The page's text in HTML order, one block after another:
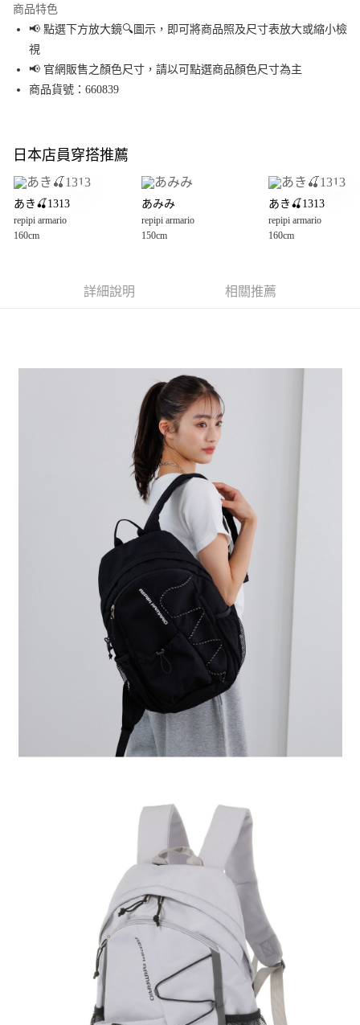
Apple Pay
街口支付
悠遊付
全盈+PAY
大哥付你分期
【大哥付你分期使用說明】
1.本服務由台灣大哥大提供，台灣大哥大用戶可立即使用無須另外申請。
2.付款方式選擇「大哥付你分期」，訂單成立後會自動跳轉到大哥付的交易
3.實際核准額度、可分期數及費用金額請依後續交易確認頁面所載為準。
4.訂單成立30分鐘內，如未前往確認交易或遇審核未通過，訂單將自動取
醒簡訊。
2.透過簡訊連結打開帳單後，可選擇「超商條碼／台灣大直營門市／銀行轉
帳／街口支付／iPASS MONEY」等通路繳費。
1.本服務係由「台灣大哥大股份有限公司」（以下簡稱本公司）所提供，讓
用戶於交易時，得透過本服務購買商品或服務，並由商店將買賣／分期付款
買賣價金債權讓與本公司後，依約使用本公司帳單繳交帳款。
2.基於同意付款使用「大哥付你分期」之契約關係目的，商店將以您的個人
資料（包含姓名、電話或地址）提供予台灣大哥大進項蒐集、處理及利用，
由本公司與您本人進行分期帳單所需資料之確認、核對及更正。
3.完整用戶服務條款，請詳閱以下連結： https://oppay.tw/userRule
AFTEE先享後付
１．於結帳方式選擇「AFTEE先享後付」後，將跳轉至「AFTEE先享後付」
結帳頁面，進行簡訊認證並確認金額後，即可完成結帳。
２．訂單成立數日內，您將收到繳費通知簡訊。
３．收到繳費通知簡訊後14天內，點擊此簡訊中的連結，可透過四大超商／
ATM／網路銀行／等多元方式進行付款，方視為交易完成。
※ 請注意：結帳手續完成當下不需立刻繳費，但若您需要取消訂單，請聯絡
購買商品的店家。未經商家同意取消之訂單仍視為有效，需透過AFTEE先享
※ 交易是否成功請以「AFTEE先享後付 」之結帳頁面顯示為準，若有關於
是否繳費成功／繳費後需取消欲退款等相關疑問，請聯繫「AFTEE先享後付
https://netprotections.freshdesk.com/support/home
１．透過由恩沛科技股份有限公司提供之「AFTEE先享後付」服務完成之交
易，需依本服務之必要範圍內提供個人資料，並將交易相關給付款項請求債
權轉讓予恩沛科技股份有限公司。
２．關於個人資料處理事宜，請瀏覽以下網址：
https://aftee.tw/terms/#terms3
３．未成年的使用者請事先徵得法定代理人或監護人之同意方可使用
「AFTEE先享後付」，若未經同意申辦者引起之損失，本公司不負相關責
４．使用「AFTEE先享後付」時，將依據個別帳號之用戶狀況，依本公司即
時審查核予不同之上限額度；若仍有額度不足之情形，本公司將視審查結果
請求用戶進行身份認證。
５．嚴禁一人註冊多個帳號或使用他人資訊註冊。若發現惡意使用之情形，
恩沛科技股份有限公司將有權停止該用戶之使用額度並採取法律行動。
每筆NT$80，滿NT$1,500(含以上)免運費
每筆NT$80，滿NT$1,500(含以上)免運費
每筆NT$80，滿NT$1,500(含以上)免運費
每筆NT$80，滿NT$1,500(含以上)免運費
商品特色
📢 點選下方放大鏡🔍圖示，即可將商品照及尺寸表放大或縮小檢
視
📢 官網販售之顏色尺寸，請以可點選商品顏色尺寸為主
商品貨號：660839
日本店員穿搭推薦
あき🍒1313
repipi armario
160cm
あみみ
repipi armario
150cm
あき🍒1313
repipi armario
160cm
詳細說明 相關推薦